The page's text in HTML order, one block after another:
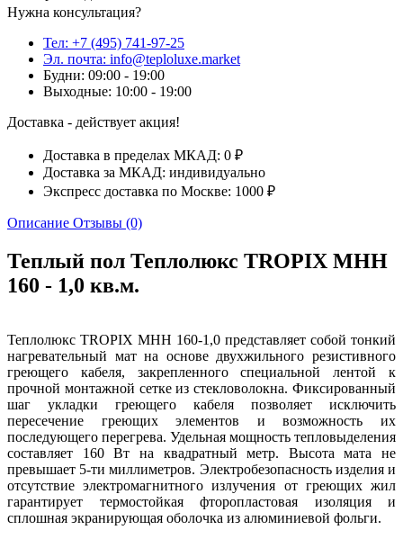
Нужна консультация?
Тел: +7 (495) 741-97-25
Эл. почта: info@teploluxe.market
Будни: 09:00 - 19:00
Выходные: 10:00 - 19:00
Доставка - действует акция!
Доставка в пределах МКАД: 0 ₽
Доставка за МКАД: индивидуально
Экспресс доставка по Москве: 1000 ₽
Описание Отзывы (0)
Теплый пол Теплолюкс TROPIX МНН
160 - 1,0 кв.м.
Теплолюкс TROPIX МНH 160-1,0 представляет собой тонкий
нагревательный мат на основе двухжильного резистивного
греющего кабеля, закрепленного специальной лентой к
прочной монтажной сетке из стекловолокна. Фиксированный
шаг укладки греющего кабеля позволяет исключить
пересечение греющих элементов и возможность их
последующего перегрева. Удельная мощность тепловыделения
составляет 160 Вт на квадратный метр. Высота мата не
превышает 5-ти миллиметров. Электробезопасность изделия и
отсутствие электромагнитного излучения от греющих жил
гарантирует термостойкая фторопластовая изоляция и
сплошная экранирующая оболочка из алюминиевой фольги.